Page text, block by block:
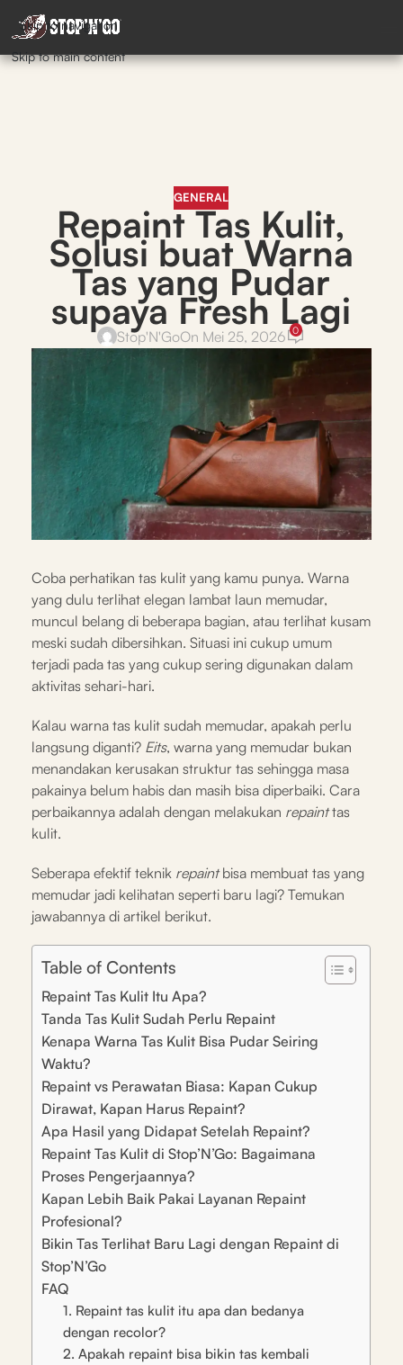
Skip to navigation
Skip to main content
GENERAL
Repaint Tas Kulit,
Solusi buat Warna
Tas yang Pudar
supaya Fresh Lagi
Stop'N'GoOn Mei 25, 2026 0
Coba perhatikan tas kulit yang kamu punya. Warna
yang dulu terlihat elegan lambat laun memudar,
muncul belang di beberapa bagian, atau terlihat kusam
meski sudah dibersihkan. Situasi ini cukup umum
terjadi pada tas yang cukup sering digunakan dalam
aktivitas sehari-hari.
Kalau warna tas kulit sudah memudar, apakah perlu
langsung diganti? Eits, warna yang memudar bukan
menandakan kerusakan struktur tas sehingga masa
pakainya belum habis dan masih bisa diperbaiki. Cara
perbaikannya adalah dengan melakukan repainttas
kulit.
Seberapa efektif teknik repaintbisa membuat tas yang
memudar jadi kelihatan seperti baru lagi? Temukan
jawabannya di artikel berikut.
Table of Contents
Repaint Tas Kulit Itu Apa?
Tanda Tas Kulit Sudah Perlu Repaint
Kenapa Warna Tas Kulit Bisa Pudar Seiring
Waktu?
Repaint vs Perawatan Biasa: Kapan Cukup
Dirawat, Kapan Harus Repaint?
Apa Hasil yang Didapat Setelah Repaint?
Repaint Tas Kulit di Stop’N’Go: Bagaimana
Proses Pengerjaannya?
Kapan Lebih Baik Pakai Layanan Repaint
Profesional?
Bikin Tas Terlihat Baru Lagi dengan Repaint di
Stop’N’Go
FAQ
1. Repaint tas kulit itu apa dan bedanya
dengan recolor?
2. Apakah repaint bisa bikin tas kembali